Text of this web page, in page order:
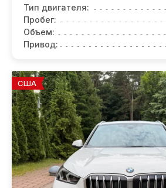
Тип двигателя:
Пробег:
Объем:
Привод:
США